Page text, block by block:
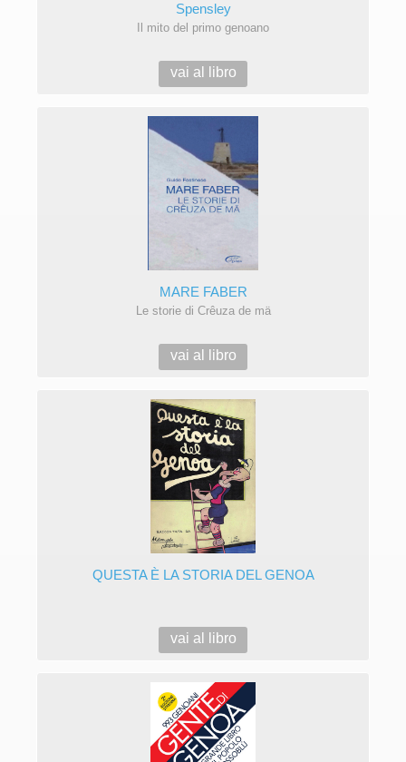
Spensley
Il mito del primo genoano
vai al libro
MARE FABER
Le storie di Crêuza de mä
vai al libro
QUESTA È LA STORIA DEL GENOA
vai al libro